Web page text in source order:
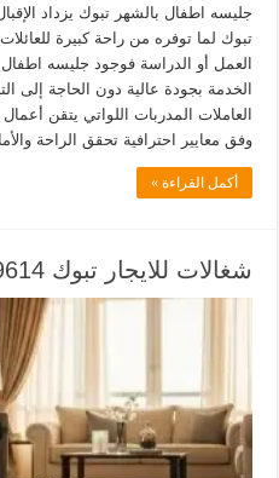
جليسه اطفال بالشهر تبوك يزداد
تبوك لما توفره من راحة كبيرة
العمل أو الدراسة فوجود جليسه
الخدمة بجودة عالية دون الحاجة إلى
العاملات المدربات اللواتي يتقن
وفق معايير احترافية تحقق الراحة
أكمل القراءة »
شغالات للايجار تبوك 0560279614